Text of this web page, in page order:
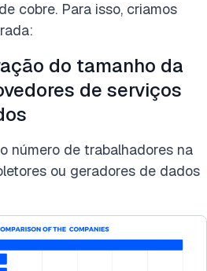
cobre. Para isso, criamos
do tamanho da
de serviços
número de trabalhadores na
ou geradores de dados